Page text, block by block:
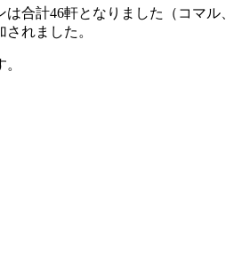
合計46軒となりました（コマル、
れました。